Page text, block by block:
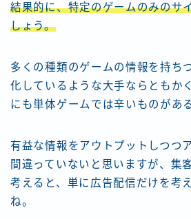
結果的に、特定のゲームのみのサ
しょう。
多くの種類のゲームの情報を持ち
化しているような大手ならともか
にも単体ゲームでは辛いものがあ
有益な情報をアウトプットしつつ
間違っていないと思いますが、集
考えると、単に広告配信だけを考
ね。